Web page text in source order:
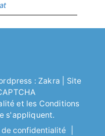
: Zakra | Site
et les Conditions
s'appliquent.
confidentialité